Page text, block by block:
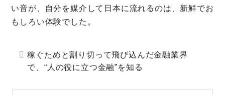
い音が、自分を媒介して日本に流れるのは、新鮮でお
もしろい体験でした。
稼ぐためと割り切って飛び込んだ金融業界
で、“人の役に立つ金融”を知る